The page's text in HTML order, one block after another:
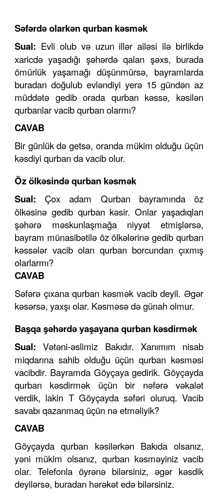
Səfərdə olarkən qurban kəsmək
Sual: Evli olub və uzun illər ailəsi ilə birlikdə
xaricdə yaşadığı şəhərdə qalan şəxs, burada
ömürlük yaşamağı düşünmürsə, bayramlarda
buradan doğulub evləndiyi yerə 15 gündən az
müddətə gedib orada qurban kəssə, kəsilən
qurbanlar vacib qurban olarmı?
CAVAB
Bir günlük də getsə, oranda mükim olduğu üçün
kəsdiyi qurban da vacib olur.
Öz ölkəsində qurban kəsmək
Sual: Çox adam Qurban bayramında öz
ölkəsinə gedib qurban kəsir. Onlar yaşadıqları
şəhərə məskunlaşmağa niyyət etmişlərsə,
bayram münasibətilə öz ölkələrinə gedib qurban
kəssələr vacib olan qurban borcundan çıxmış
olarlarmı?
CAVAB
Səfərə çıxana qurban kəsmək vacib deyil. Əgər
kəsərsə, yaxşı olar. Kəsməsə də günah olmur.
Başqa şəhərdə yaşayana qurban kəsdirmək
Sual:Vətəni-əslimiz Bakıdır. Xanımım nisab
miqdarına sahib olduğu üçün qurban kəsməsi
vacibdir. Bayramda Göyçaya gedirik. Göyçayda
qurban kəsdirmək üçün bir nəfərə vəkalət
verdik, lakin T Göyçayda səfəri oluruq. Vacib
savabı qazanmaq üçün nə etməliyik?
CAVAB
Göyçayda qurban kəsilərkən Bakıda olsanız,
yəni mükim olsanız, qurban kəsməyiniz vacib
olar. Telefonla öyrənə bilərsiniz, əgər kəsdik
deyilərsə, buradan hərəkət edə bilərsiniz.